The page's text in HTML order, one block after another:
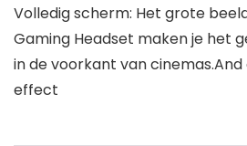
Volledig scherm: Het grote
Gaming Headset maken je het
in de voorkant van
effect